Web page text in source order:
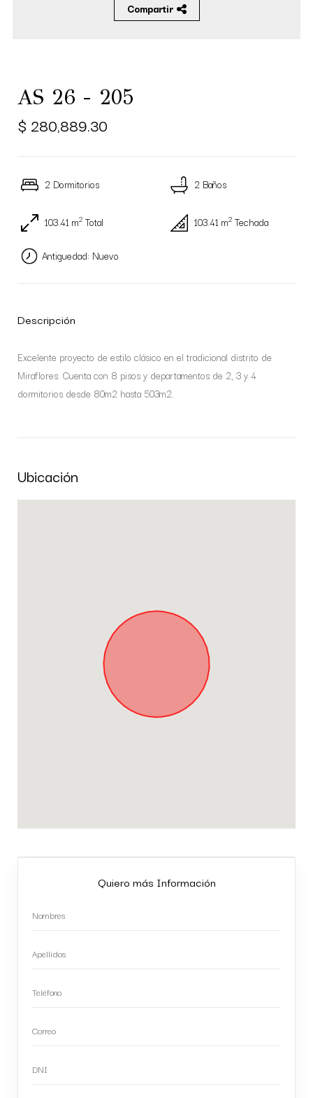
Compartir
AS 26 - 205
$ 280,889.30
2 Dormitorios 2 Baños
103.41 m2 Total 103.41 m2 Techada
Antiguedad: Nuevo
Descripción
Excelente proyecto de estilo clásico en el tradicional distrito de
Miraflores. Cuenta con 8 pisos y departamentos de 2, 3 y 4
dormitorios desde 80m2 hasta 503m2.
Ubicación
Quiero más Información